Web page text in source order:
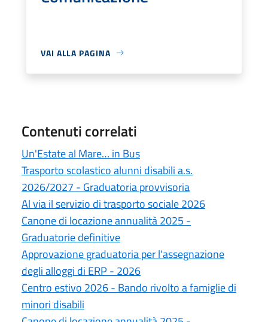
VAI ALLA PAGINA
Contenuti correlati
Un'Estate al Mare… in Bus
Trasporto scolastico alunni disabili a.s.
2026/2027 - Graduatoria provvisoria
Al via il servizio di trasporto sociale 2026
Canone di locazione annualità 2025 -
Graduatorie definitive
Approvazione graduatoria per l'assegnazione
degli alloggi di ERP - 2026
Centro estivo 2026 - Bando rivolto a famiglie di
minori disabili